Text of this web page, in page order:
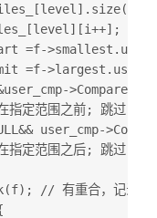
=f-
=f-
指定范围之前; 跳过
user_cmp-
指定范围之后; 跳过
// 有重合，记录
{